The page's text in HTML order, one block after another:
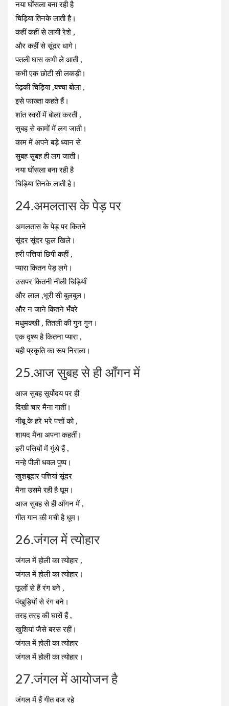
नया घोंसला बना रही है
चिड़िया तिनके लाती है।
कहीं कहीं से लायी रेशे ,
और कहीं से सूंदर धागे।
पतली घास कभी ले आती ,
कभी एक छोटी सी लकड़ी।
पेढ़की चिड़िया ,बच्चा बोला ,
इसे फाख्ता कहते हैं।
शांत स्वरों में बोला करती ,
सुबह से कामों में लग जाती।
काम में अपने बड़े ध्यान से
सुबह सुबह ही लग जाती।
नया घोंसला बना रही है
चिड़िया तिनके लाती है।
24.अमलतास के पेड़ पर
अमलतास के पेड़ पर कितने
सूंदर सूंदर फूल खिले।
हरी पत्तियां छिपी कहीं ,
प्यारा कितन पेड़ लगे।
उसपर कितनी नीली चिड़ियाँ
और लाल ,भूरी सी बुलबुल।
और न जाने कितने भँवरे
मधुमक्खी , तितली की गुन गुन।
एक दृश्य है कितना प्यारा ,
यही प्रकृति का रूप निराला।
25.आज सुबह से ही आँगन में
आज सुबह सूर्योदय पर ही
दिखी चार मैना गातीं।
नीबू के हरे भरे पत्तों को ,
शायद मैना अपना कहतीं।
हरी पत्तियों में गूंथे हैं ,
नन्हे पीली धवल पुष्प।
खुशबूदार पत्तियां सूंदर
मैना उसमे रही है घूम।
आज सुबह से ही आँगन में ,
गीत गान की मची है धूम।
26.जंगल में त्योहार
जंगल में होली का त्योहार ,
जंगल में होली का त्योहार।
फूलों से हैं रंग बने ,
पंखुड़ियों से रंग बने।
तरह तरह की घासें हैं ,
खुशियां जैसे बरस रहीं।
जंगल में होली का त्योहार
जंगल में होली का त्योहार।
27.जंगल में आयोजन है
जंगल में हैं गीत बज रहे